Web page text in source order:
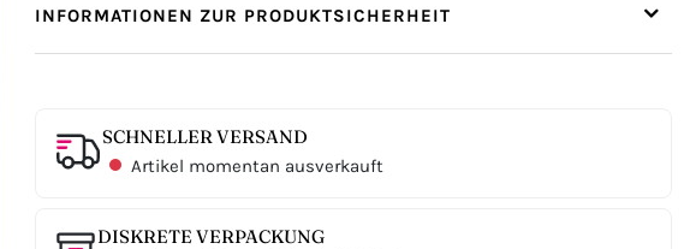
INFORMATIONEN ZUR PRODUKTSICHERHEIT
SCHNELLER VERSAND
Artikel momentan ausverkauft
DISKRETE VERPACKUNG